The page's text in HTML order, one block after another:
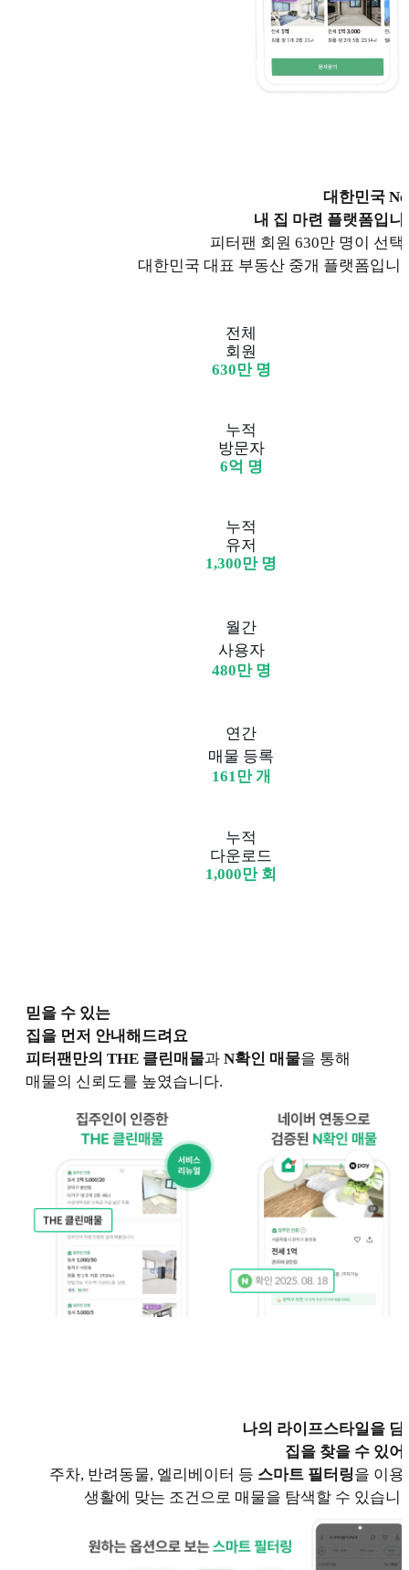
대한민국
내 집 마련 플랫폼입니
피터팬 회원 630만 명이 선택
대한민국 대표 부동산 중개 플랫폼입니
전체
회원
630만 명
누적
방문자
6억 명
누적
유저
1,300만 명
월간
사용자
480만 명
연간
매물 등록
161만 개
누적
다운로드
1,000만 회
믿을 수 있는
집을 먼저 안내해드려요
피터팬만의 THE 클린매물과 N확인 매물을 통해
매물의 신뢰도를 높였습니다.
나의 라이프스타일을 담
집을 찾을 수 있어
주차, 반려동물, 엘리베이터 등 스마트 필터링을 이용
생활에 맞는 조건으로 매물을 탐색할 수 있습니